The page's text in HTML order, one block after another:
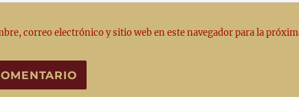
correo electrónico y sitio web en este navegador para la